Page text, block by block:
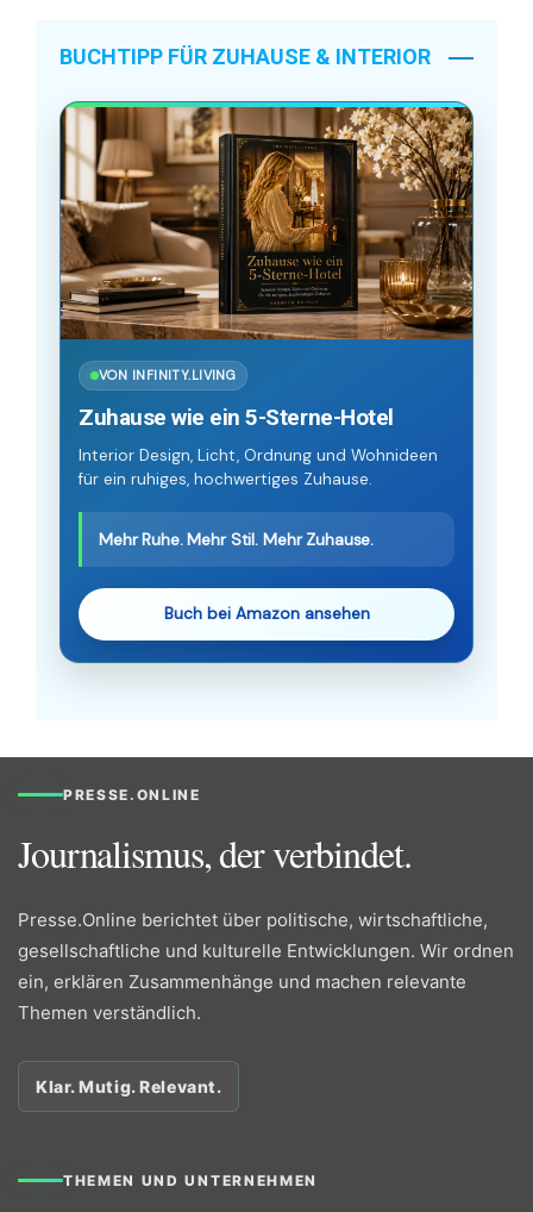
BUCHTIPP FÜR ZUHAUSE & INTERIOR
VON INFINITY.LIVING
Zuhause wie ein 5-Sterne-Hotel
Interior Design, Licht, Ordnung und Wohnideen
für ein ruhiges, hochwertiges Zuhause.
Mehr Ruhe. Mehr Stil. Mehr Zuhause.
Buch bei Amazon ansehen
PRESSE.ONLINE
Journalismus, der verbindet.
Presse.Online berichtet über politische, wirtschaftliche,
gesellschaftliche und kulturelle Entwicklungen. Wir ordnen
ein, erklären Zusammenhänge und machen relevante
Themen verständlich.
Klar. Mutig. Relevant.
THEMEN UND UNTERNEHMEN